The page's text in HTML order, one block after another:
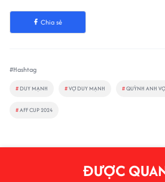
Chia sẻ
#Hashtag
# DUY MẠNH #VỢ DUY MẠNH #QUỲNH ANH
#AFF CUP 2024
ĐƯỢC